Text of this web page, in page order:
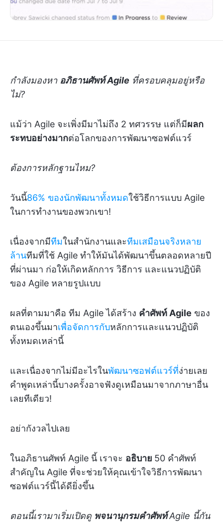
กำลังมองหา อภิธานศัพท์ Agile ที่ครอบคลุมอยู่หรือ
ไม่?
แม้ว่า Agile จะเพิ่งมีมาไม่ถึง 2 ทศวรรษ แต่ก็มีผลก
ระทบอย่างมากต่อโลกของการพัฒนาซอฟต์แวร์
ต้องการหลักฐานไหม?
วันนี้86% ของนักพัฒนาทั้งหมดใช้วิธีการแบบ Agile
ในการทำงานของพวกเขา!
เนื่องจากมีทีมในสำนักงานและทีมเสมือนจริงหลาย
ล้านทีมที่ใช้ Agile ทำให้มันได้พัฒนาขึ้นตลอดหลายปี
ที่ผ่านมา ก่อให้เกิดหลักการ วิธีการ และแนวปฏิบัติ
ของ Agile หลายรูปแบบ
ผลที่ตามมาคือ ทีม Agile ได้สร้าง คำศัพท์ Agile ของ
ตนเองขึ้นมาเพื่อจัดการกับหลักการและแนวปฏิบัติ
ทั้งหมดเหล่านี้
และเนื่องจากไม่มีอะไรในพัฒนาซอฟต์แวร์ที่ง่ายเลย
คำพูดเหล่านี้บางครั้งอาจฟังดูเหมือนมาจากภาษาอื่น
เลยทีเดียว!
อย่ากังวลไปเลย
ในอภิธานศัพท์ Agile นี้ เราจะ อธิบาย 50 คำศัพท์
สำคัญใน Agile ที่จะช่วยให้คุณเข้าใจวิธีการพัฒนา
ซอฟต์แวร์นี้ได้ดียิ่งขึ้น
ตอนนี้เรามาเริ่มเปิดดู พจนานุกรมคำศัพท์Agile นี้กัน